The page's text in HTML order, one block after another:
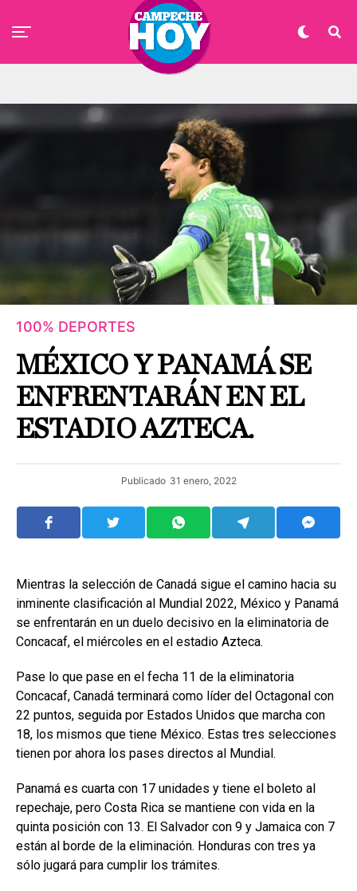
100% DEPORTES
MÉXICO Y PANAMÁ SE
ENFRENTARÁN EN EL
ESTADIO AZTECA.
Publicado 31 enero, 2022
Mientras la selección de Canadá sigue el camino hacia su
inminente clasificación al Mundial 2022, México y Panamá
se enfrentarán en un duelo decisivo en la eliminatoria de
Concacaf, el miércoles en el estadio Azteca.
Pase lo que pase en el fecha 11 de la eliminatoria
Concacaf, Canadá terminará como líder del Octagonal con
22 puntos, seguida por Estados Unidos que marcha con
18, los mismos que tiene México. Estas tres selecciones
tienen por ahora los pases directos al Mundial.
Panamá es cuarta con 17 unidades y tiene el boleto al
repechaje, pero Costa Rica se mantiene con vida en la
quinta posición con 13. El Salvador con 9 y Jamaica con 7
están al borde de la eliminación. Honduras con tres ya
sólo jugará para cumplir los trámites.